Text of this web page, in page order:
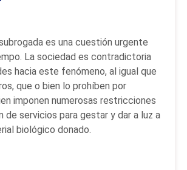
es una cuestión urgente
La sociedad es contradictoria
hacia este fenómeno, al igual que
que o bien lo prohíben por
imponen numerosas restricciones
de servicios para gestar y dar a luz a
biológico donado.